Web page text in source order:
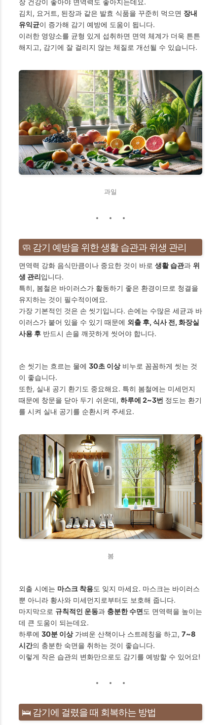
김치, 요거트, 된장과 같은 발효 식품을 꾸준히 먹으면 장내
유익균이 증가해 감기 예방에 도움이 됩니다.
이러한 영양소를 균형 있게 섭취하면 면역 체계가 더욱 튼튼
해지고, 감기에 잘 걸리지 않는 체질로 개선될 수 있습니다.
과일
🧼 감기 예방을 위한 생활 습관과 위생 관리
면역력 강화 음식만큼이나 중요한 것이 바로 생활 습관과 위
생 관리입니다.
특히, 봄철은 바이러스가 활동하기 좋은 환경이므로 청결을
유지하는 것이 필수적이에요.
가장 기본적인 것은 손 씻기입니다. 손에는 수많은 세균과 바
이러스가 붙어 있을 수 있기 때문에 외출 후, 식사 전, 화장실
사용 후 반드시 손을 깨끗하게 씻어야 합니다.
손 씻기는 흐르는 물에 30초 이상비누로 꼼꼼하게 씻는 것
이 좋습니다.
또한, 실내 공기 환기도 중요해요. 특히 봄철에는 미세먼지
때문에 창문을 닫아 두기 쉬운데, 하루에 2~3번 정도는 환기
를 시켜 실내 공기를 순환시켜 주세요.
봄
외출 시에는 마스크 착용도 잊지 마세요. 마스크는 바이러스
뿐 아니라 황사와 미세먼지로부터도 보호해 줍니다.
마지막으로 규칙적인 운동과 충분한 수면도 면역력을 높이는
데 큰 도움이 되는데요.
하루에 30분 이상가벼운 산책이나 스트레칭을 하고, 7~8
시간의 충분한 숙면을 취하는 것이 좋습니다.
이렇게 작은 습관의 변화만으로도 감기를 예방할 수 있어요!
🛌 감기에 걸렸을 때 회복하는 방법